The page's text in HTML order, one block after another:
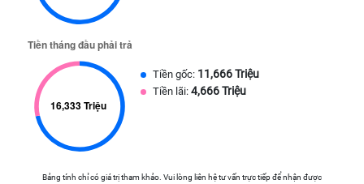
Tiền gốc: 11,666 Triệu
Tiền lãi: 4,666 Triệu
Bảng tính chỉ có giá trị tham khảo. Vui lòng liên hệ tư vấn trực tiếp để nhận được